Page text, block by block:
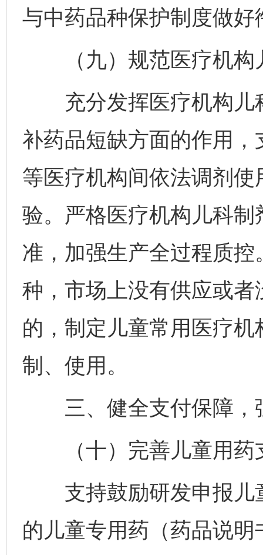
与中药品种保护制度做好
（九）规范医疗机构
充分发挥医疗机构儿
补药品短缺方面的作用
等医疗机构间依法调剂
验。严格医疗机构儿科
准，加强生产全过程质
种，市场上没有供应或
的，制定儿童常用医疗
制、使用。
三、健全支付保障，
（十）完善儿童用药
支持鼓励研发申报儿
的儿童专用药（药品说